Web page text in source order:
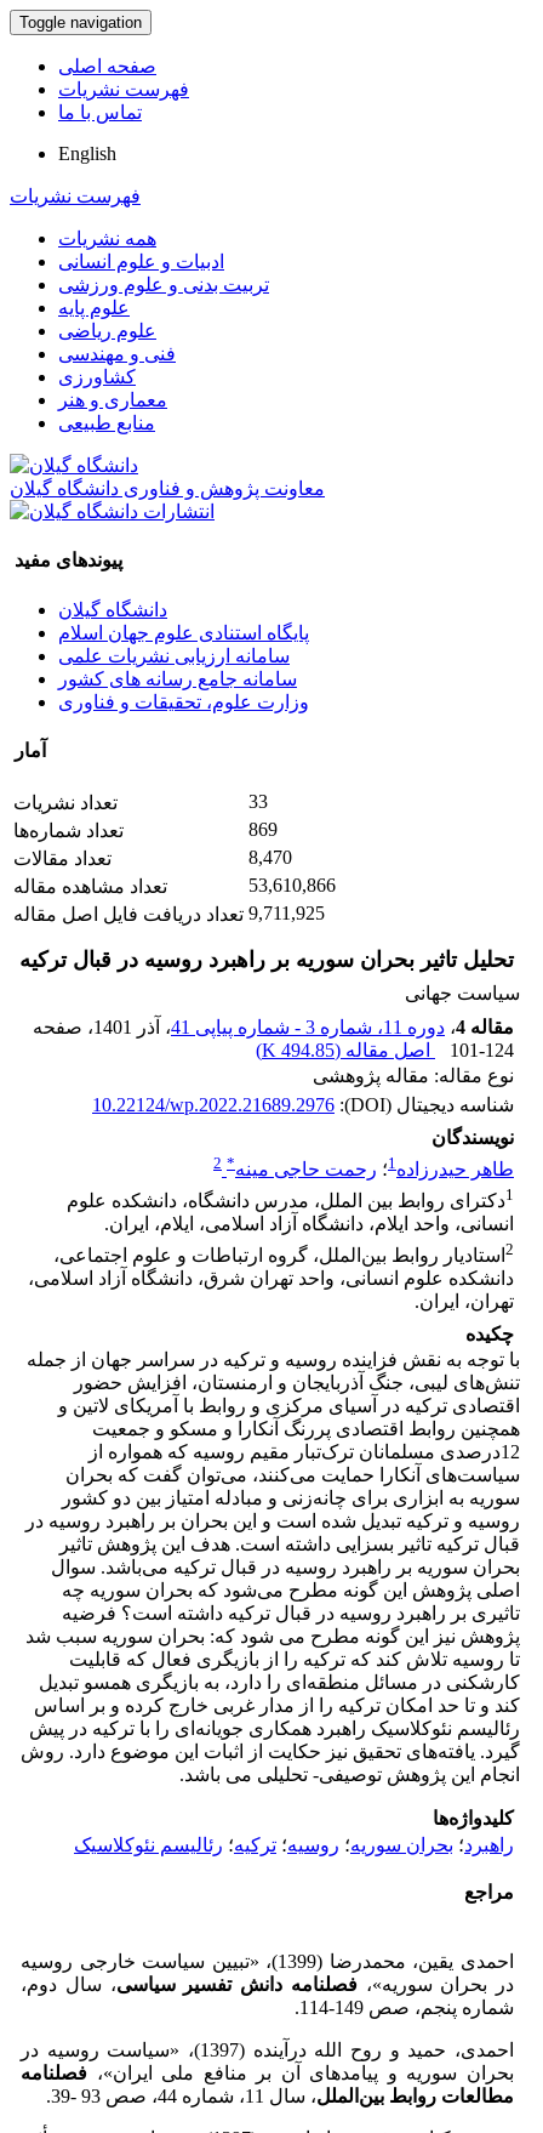
Toggle navigation
صفحه اصلی
فهرست نشریات
تماس با ما
English
فهرست نشریات
همه نشریات
ادبیات و علوم انسانی
تربیت بدنی و علوم ورزشی
علوم پایه
علوم ریاضی
فنی و مهندسی
کشاورزی
معماری و هنر
منابع طبیعی
معاونت پژوهش و فناوری دانشگاه گیلان
پیوندهای مفید
دانشگاه گیلان
پایگاه استنادی علوم جهان اسلام
سامانه ارزیابی نشریات علمی
سامانه جامع رسانه های کشور
وزارت علوم، تحقیقات و فناوری
آمار
تعداد نشریات
33
تعداد شماره‌ها
869
تعداد مقالات
8,470
تعداد مشاهده مقاله
53,610,866
تعداد دریافت فایل اصل مقاله 9,711,925
تحلیل تاثیر بحران سوریه بر راهبرد روسیه در قبال ترکیه
سیاست جهانی
مقاله 4
، دوره 11، شماره 3 - شماره پیاپی 41 ، آذر 1401
، صفحه
101-124
اصل مقاله (494.85 K
)
نوع مقاله: مقاله پژوهشی
شناسه دیجیتال (DOI):
10.22124/wp.2022.21689.2976
نویسندگان
طاهر حیدرزاده1؛ رحمت حاجی مینه*
2
1دکترای روابط بین الملل، مدرس دانشگاه، دانشکده علوم
انسانی، واحد ایلام، دانشگاه آزاد اسلامی، ایلام، ایران.
2 استادیار روابط بین‌الملل، گروه ارتباطات و علوم اجتماعی،
دانشکده علوم انسانی، واحد تهران شرق، دانشگاه آزاد اسلامی،
تهران، ایران.
چکیده
با توجه به نقش فزاینده روسیه و ترکیه در سراسر جهان از جمله
تنش‌های لیبی، جنگ آذربایجان و ارمنستان، افزایش حضور
اقتصادی ترکیه در آسیای مرکزی و روابط با آمریکای لاتین و
همچنین روابط اقتصادی پررنگ آنکارا و مسکو و جمعیت
12درصدی مسلمانان ترک‌تبار مقیم روسیه که همواره از
سیاست‌های آنکارا حمایت می‌کنند، می‌توان گفت که بحران
سوریه به ابزاری برای چانه‌زنی و مبادله امتیاز بین دو کشور
روسیه و ترکیه تبدیل شده است و این بحران بر راهبرد روسیه در
قبال ترکیه تاثیر بسزایی داشته است. هدف این پژوهش تاثیر
بحران سوریه بر راهبرد روسیه در قبال ترکیه می‌باشد. سوال
اصلی پژوهش این گونه مطرح می‌شود که بحران سوریه چه
تاثیری بر راهبرد روسیه در قبال ترکیه داشته است؟ فرضیه
پژوهش نیز این گونه مطرح می شود که: بحران سوریه سبب شد
تا روسیه تلاش کند که ترکیه را از بازیگری فعال که قابلیت
کارشکنی در مسائل منطقه‌ای را دارد، به بازیگری همسو تبدیل
کند و تا حد امکان ترکیه را از مدار غربی خارج کرده و بر اساس
رئالیسم نئوکلاسیک راهبرد همکاری جویانه‌ای را با ترکیه در پیش
گیرد. یافته‌های تحقیق نیز حکایت از اثبات این موضوع دارد. روش
انجام این پژوهش توصیفی- تحلیلی می باشد.
کلیدواژه‌ها
راهبرد؛ بحران سوریه؛ روسیه؛ ترکیه؛ رئالیسم نئوکلاسیک
مراجع
احمدی یقین، محمدرضا (1399)، «تبیین سیاست خارجی روسیه
در بحران سوریه»،فصلنامه دانش تفسیر سیاسی، سال دوم،
شماره پنجم، صص 149-114.
احمدی، حمید و روح الله درآینده (1397)، «سیاست روسیه در
بحران سوریه و پیامدهای آن بر منافع ملی ایران»، فصلنامه
مطالعات روابط بین‌الملل، سال 11، شماره 44، صص 93 -39.